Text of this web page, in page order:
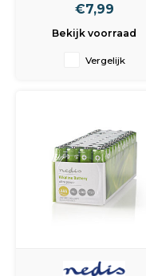
32,2 mm (H x Ø)
Verpakking: 2 batterijen
€7,99
Bekijk voorraad
Vergelijk